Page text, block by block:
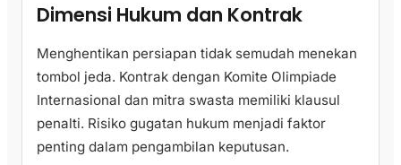
Dimensi Hukum dan Kontrak
Menghentikan persiapan tidak semudah menekan
tombol jeda. Kontrak dengan Komite Olimpiade
Internasional dan mitra swasta memiliki klausul
penalti. Risiko gugatan hukum menjadi faktor
penting dalam pengambilan keputusan.